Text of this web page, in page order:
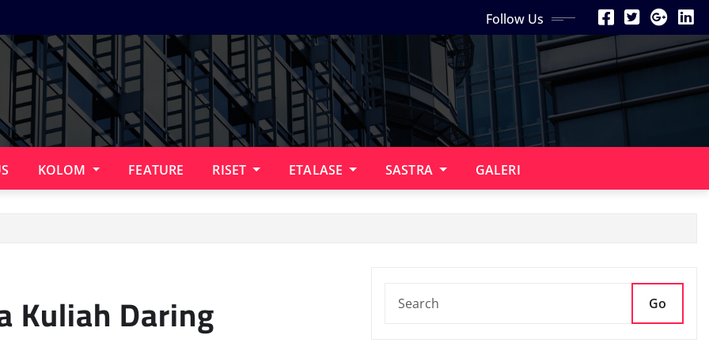
Follow Us
KOLOM FEATURE RISET ETALASE SASTRA GALERI
Kuliah Daring Go